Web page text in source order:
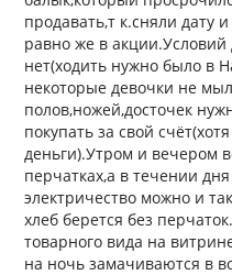
продавать,т к.сняли дату
равно же в акции.Условий
нет(ходить нужно было в
некоторые девочки не
полов,ножей,досточек
покупать за свой
деньги).Утром и вечером
перчатках,а в течении
электричество можно и
хлеб берется без
товарного вида на
на ночь замачиваются в